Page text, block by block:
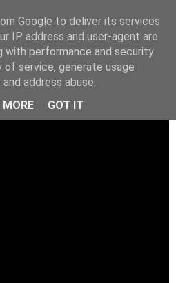
Google to deliver its services
IP address and user-agent are
with performance and security
service, generate usage
address abuse.
MORE
GOT IT